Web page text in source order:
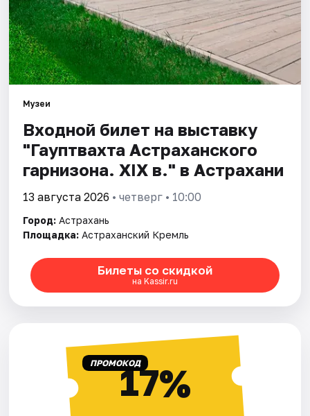
Музеи
Входной билет на выставку
"Гауптвахта Астраханского
гарнизона. XIX в." в Астрахани
13 августа 2026 • четверг • 10:00
Город: Астрахань
Площадка: Астраханский Кремль
Билеты со скидкой
на Kassir.ru
ПРОМОКОД17%